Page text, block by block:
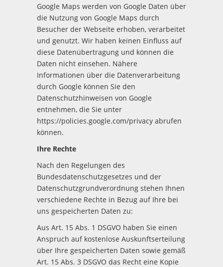
Google Maps werden von Google Daten über
die Nutzung von Google Maps durch
Besucher der Webseite erhoben, verarbeitet
und genutzt. Wir haben keinen Einfluss auf
diese Datenübertragung und können die
Daten nicht einsehen. Nähere
Informationen über die Datenverarbeitung
durch Google können Sie den
Datenschutzhinweisen von Google
entnehmen, die Sie unter
https://policies.google.com/privacy abrufen
können.
Ihre Rechte
Nach den Regelungen des
Bundesdatenschutzgesetzes und der
Datenschutzgrundverordnung stehen Ihnen
verschiedene Rechte in Bezug auf Ihre bei
uns gespeicherten Daten zu:
Aus Art. 15 Abs. 1 DSGVO haben Sie einen
Anspruch auf kostenlose Auskunftserteilung
über Ihre gespeicherten Daten sowie gemäß
Art. 15 Abs. 3 DSGVO das Recht eine Kopie